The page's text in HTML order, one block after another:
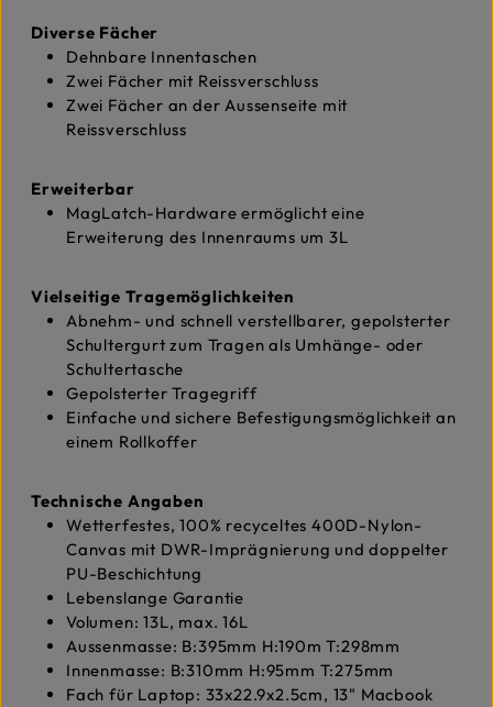
Diverse Fächer
Dehnbare Innentaschen
Zwei Fächer mit Reissverschluss
Zwei Fächer an der Aussenseite mit
Reissverschluss
Erweiterbar
MagLatch-Hardware ermöglicht eine
Erweiterung des Innenraums um 3L
Vielseitige Tragemöglichkeiten
Abnehm- und schnell verstellbarer, gepolsterter
Schultergurt zum Tragen als Umhänge- oder
Schultertasche
Gepolsterter Tragegriff
Einfache und sichere Befestigungsmöglichkeit an
einem Rollkoffer
Technische Angaben
Wetterfestes, 100% recyceltes 400D-Nylon-
Canvas mit DWR-Imprägnierung und doppelter
PU-Beschichtung
Lebenslange Garantie
Volumen: 13L, max. 16L
Aussenmasse: B:395mm H:190m T:298mm
Innenmasse: B:310mm H:95mm T:275mm
Fach für Laptop: 33x22.9x2.5cm, 13" Macbook